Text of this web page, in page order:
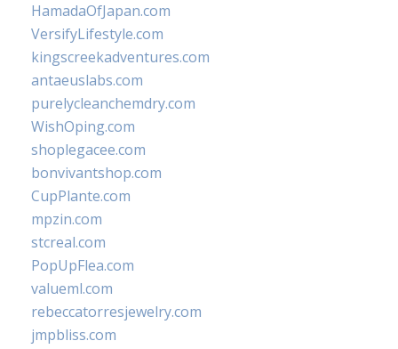
HamadaOfJapan.com
VersifyLifestyle.com
kingscreekadventures.com
antaeuslabs.com
purelycleanchemdry.com
WishOping.com
shoplegacee.com
bonvivantshop.com
CupPlante.com
mpzin.com
stcreal.com
PopUpFlea.com
valueml.com
rebeccatorresjewelry.com
jmpbliss.com